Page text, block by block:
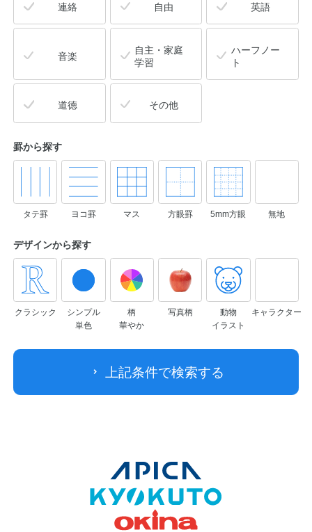
連絡 自由 英語
音楽
自主・家庭
学習
ハーフノー
ト
道徳 その他
罫から探す
タテ罫 ヨコ罫 マス 方眼罫 5mm方眼 無地
デザインから探す
クラシック
シンプル
単色
柄
華やか
写真柄
動物
イラスト
キャラクター
上記条件で検索する